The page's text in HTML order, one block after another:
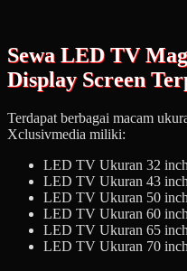
Sewa LED TV
Display Screen
Terdapat berbagai macam
Xclusivmedia miliki:
LED TV Ukuran 32 inch
LED TV Ukuran 43 inch
LED TV Ukuran 50 inch
LED TV Ukuran 60 inch
LED TV Ukuran 65 inch
LED TV Ukuran 70 inch